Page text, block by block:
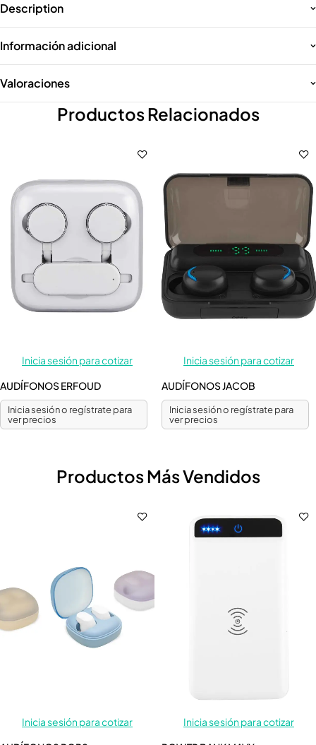
Description
Información adicional
Valoraciones
Productos Relacionados
Inicia sesión para cotizar
AUDÍFONOS ERFOUD
Inicia sesión o regístrate para
ver precios
Inicia sesión para cotizar
AUDÍFONOS JACOB
Inicia sesión o regístrate para
ver precios
Productos Más Vendidos
Inicia sesión para cotizar
Inicia sesión para cotizar